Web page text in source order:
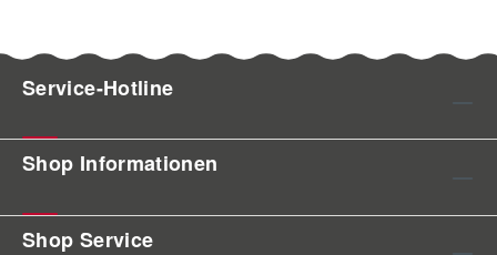
Service-Hotline
Shop Informationen
Shop Service